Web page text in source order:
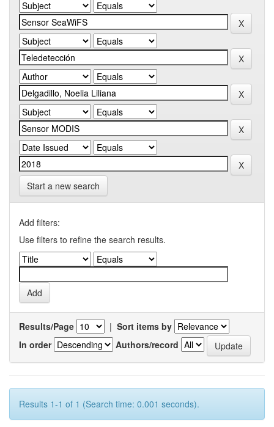
Start a new search
Add filters:
Use filters to refine the search results.
Results/Page | Sort items by
In order
Authors/record
Results 1-1 of 1 (Search time: 0.001 seconds).